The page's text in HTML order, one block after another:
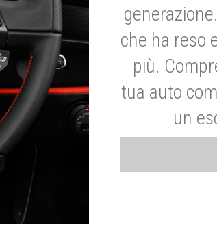
che ha reso
più.
tua auto
un